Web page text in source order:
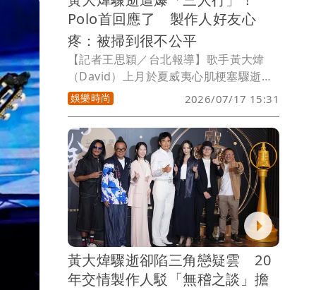
Polo首回應了 製作人好友心
疼：被掃到很不公平
【記者王思穎／台北報導】歌手黃大煒
（David）上月於夏威夷心肌梗塞驟逝，
卻傳出長年合作的音樂夥伴Polo WL（保
羅王劉），與他感情長達31年的女友
Vicky互動密切，甚至傳出黃大煒、Polo
與Vicky感情是「三人行」。名製作人湯
榮昇與他們有超過20年的交情，昨受訪時
就當場傳訊息給Polo關心，只是當時未
回，今湯榮昇再為監製的戲《成名在望》
接受《壹蘋》專訪，分享Polo的回覆。
娛樂時尚 2026/07/17 15:31
黃大煒驟逝卻陷三角戀疑雲 20
年交情製作人駁「無稽之談」擔